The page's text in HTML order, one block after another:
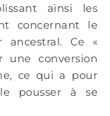
ainsi les
concernant le
ancestral. Ce «
conversion
ce qui a pour
pousser à se